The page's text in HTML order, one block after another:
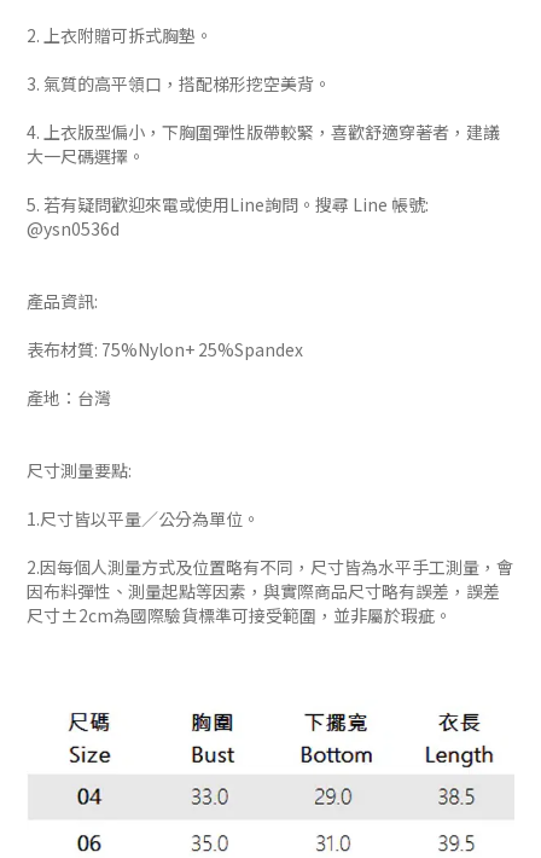
2. 上衣附贈可拆式胸墊。
3. 氣質的高平領口，搭配梯形挖空美背。
4. 上衣版型偏小，下胸圍彈性版帶較緊，喜歡舒適穿著者，建議
大一尺碼選擇。
5. 若有疑問歡迎來電或使用Line詢問。搜尋 Line 帳號:
@ysn0536d
產品資訊:
表布材質: 75%Nylon+ 25%Spandex
產地：台灣
尺寸測量要點:
1.尺寸皆以平量／公分為單位。
2.因每個人測量方式及位置略有不同，尺寸皆為水平手工測量，會
因布料彈性、測量起點等因素，與實際商品尺寸略有誤差，誤差
尺寸±2cm為國際驗貨標準可接受範圍，並非屬於瑕疵。